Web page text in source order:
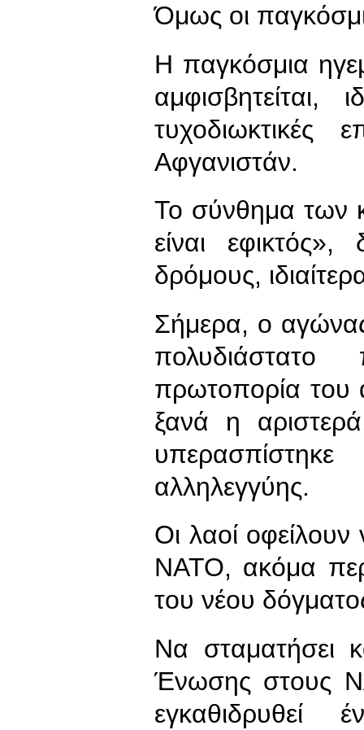
Όμως οι
Η παγκόσμια
αμφισβητείται,
Αφγανιστάν.
Το σύνθημα των
είναι εφικτός»,
δρόμους,
Σήμερα, ο αγώνας
πρωτοπορία του
ξανά η
υπερασπίστηκε
αλληλεγγύης.
Οι λαοί
ΝΑΤΟ, ακόμα
του νέου
Να σταματήσει
Ένωσης στους
εγκαθιδρυθεί